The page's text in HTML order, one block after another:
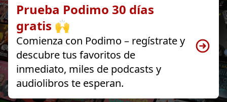
Prueba Podimo 30 días
gratis 🙌
Comienza con Podimo – regístrate y
descubre tus favoritos de
inmediato, miles de podcasts y
audiolibros te esperan.